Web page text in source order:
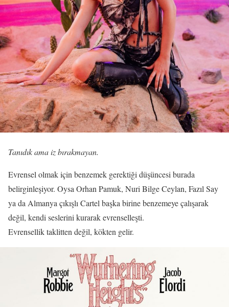
Tanıdık ama iz bırakmayan.
Evrensel olmak için benzemek gerektiği düşüncesi burada
belirginleşiyor. Oysa Orhan Pamuk, Nuri Bilge Ceylan, Fazıl Say
ya da Almanya çıkışlı Cartel başka birine benzemeye çalışarak
değil, kendi seslerini kurarak evrenselleşti.
Evrensellik taklitten değil, kökten gelir.